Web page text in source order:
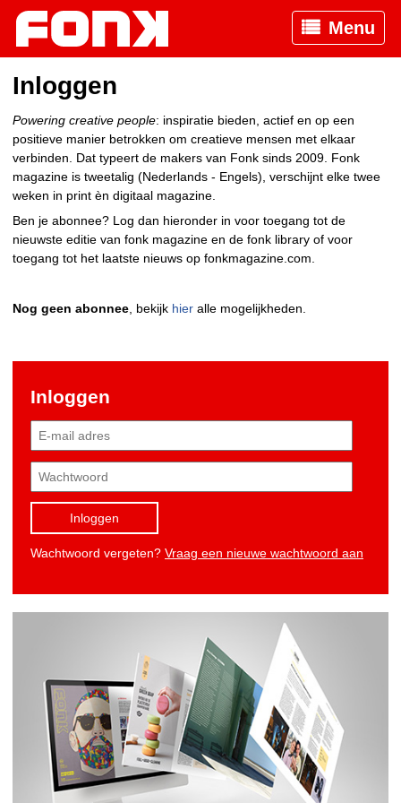
Menu
Inloggen
Powering creative people: inspiratie bieden, actief en op een
positieve manier betrokken om creatieve mensen met elkaar
verbinden. Dat typeert de makers van Fonk sinds 2009. Fonk
magazine is tweetalig (Nederlands - Engels), verschijnt elke twee
weken in print èn digitaal magazine.
Ben je abonnee? Log dan hieronder in voor toegang tot de
nieuwste editie van fonk magazine en de fonk library of voor
toegang tot het laatste nieuws op fonkmagazine.com.
Nog geen abonnee , bekijk hier alle mogelijkheden.
Inloggen
Inloggen
Wachtwoord vergeten? Vraag een nieuwe wachtwoord aan